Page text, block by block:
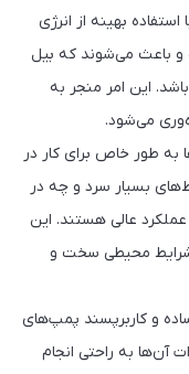
بهینه از انرژی
باعث می‌شوند که بیل
این امر منجر به
می‌شود.
به طور خاص برای کار در
بسیار سرد و چه در
عملکرد عالی هستند. این
شرایط محیطی سخت و
و کاربرپسند پمپ‌های
آن‌ها به راحتی انجام